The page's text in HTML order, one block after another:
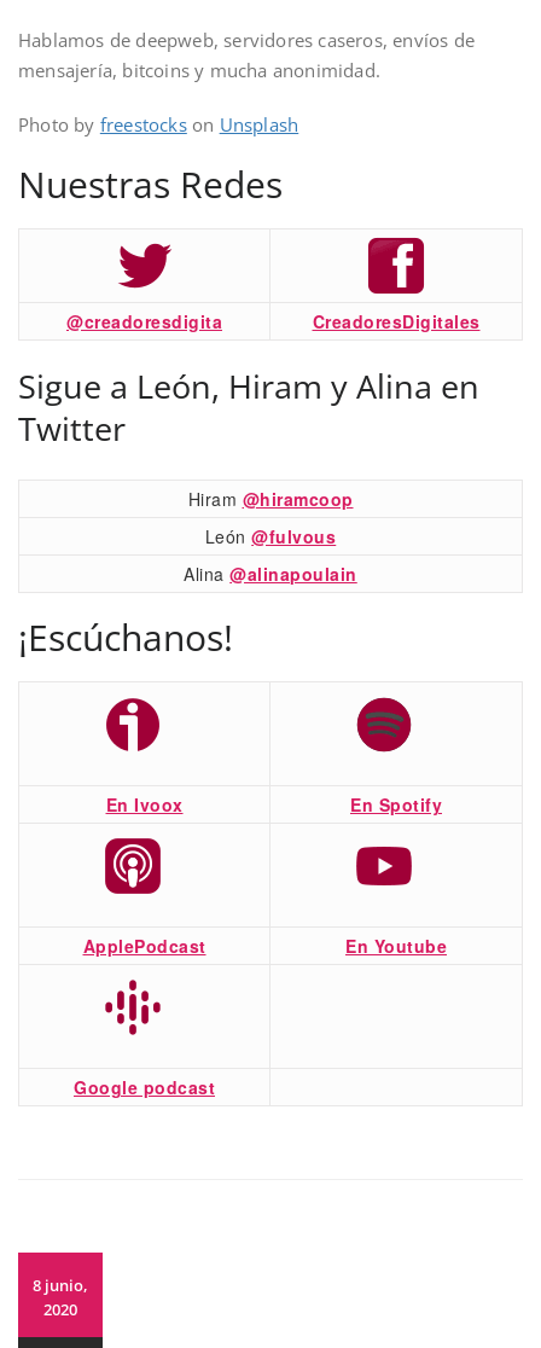
Hablamos de deepweb, servidores caseros, envíos de
mensajería, bitcoins y mucha anonimidad.
Photo by freestockson Unsplash
Nuestras Redes
@creadoresdigita CreadoresDigitales
Sigue a León, Hiram y Alina en
Twitter
Hiram @hiramcoop
León@fulvous
Alina@alinapoulain
¡Escúchanos!
En Ivoox En Spotify
ApplePodcast En Youtube
Google podcast
8 junio,
2020